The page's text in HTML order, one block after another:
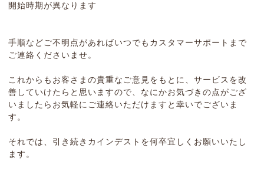
開始時期が異なります
手順などご不明点があればいつでもカスタマーサポートまで
ご連絡くださいませ。
これからもお客さまの貴重なご意見をもとに、サービスを改
善していけたらと思いますので、なにかお気づきの点がござ
いましたらお気軽にご連絡いただけますと幸いでございま
す。
それでは、引き続きカインデストを何卒宜しくお願いいたし
ます。